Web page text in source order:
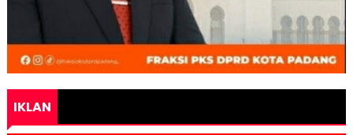
IKLAN